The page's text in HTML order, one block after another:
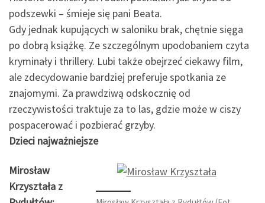
podszewki – śmieje się pani Beata.
Gdy jednak kupujących w saloniku brak, chętnie sięga
po dobrą książkę. Ze szczególnym upodobaniem czyta
kryminały i thrillery. Lubi także obejrzeć ciekawy film,
ale zdecydowanie bardziej preferuje spotkania ze
znajomymi. Za prawdziwą odskocznię od
rzeczywistości traktuje za to las, gdzie może w ciszy
pospacerować i pozbierać grzyby.
Dzieci najważniejsze
Mirosław
Krzyształa z